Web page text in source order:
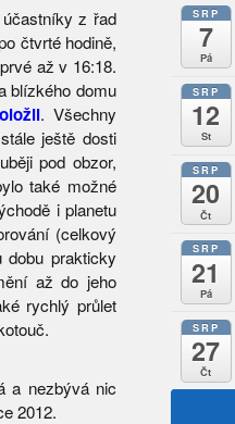
z řad
čtvrté hodině,
až v 16:18.
blízkého domu
. Všechny
ještě dosti
pod obzor,
také možné
i planetu
(celkový
prakticky
až do jeho
rychlý průlet
a nezbývá nic
2012.
SRP
7
Pá
SRP
12
St
SRP
20
Čt
SRP
21
Pá
SRP
27
Čt